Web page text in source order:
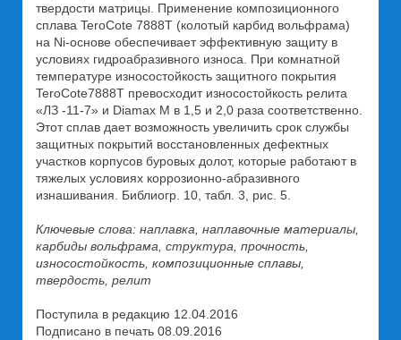
твердости матрицы. Применение композиционного
сплава TeroCote 7888Т (колотый карбид вольфрама)
на Ni-основе обеспечивает эффективную защиту в
условиях гидроабразивного износа. При комнатной
температуре износостойкость защитного покрытия
TeroCote7888Т превосходит износостойкость релита
«ЛЗ -11-7» и Diamax M в 1,5 и 2,0 раза соответственно.
Этот сплав дает возможность увеличить срок службы
защитных покрытий восстановленных дефектных
участков корпусов буровых долот, которые работают в
тяжелых условиях коррозионно-абразивного
изнашивания. Библиогр. 10, табл. 3, рис. 5.
Ключевые слова: наплавка, наплавочные материалы,
карбиды вольфрама, структура, прочность,
износостойкость, композиционные сплавы,
твердость, релит
Поступила в редакцию 12.04.2016
Подписано в печать 08.09.2016